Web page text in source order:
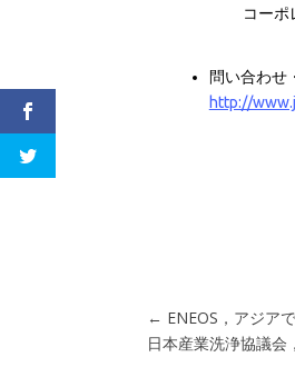
コーポ
問い合わ
http://
← ENEOS，アジア
日本産業洗浄協議会